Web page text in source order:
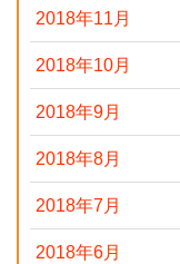
2018年11月
2018年10月
2018年9月
2018年8月
2018年7月
2018年6月